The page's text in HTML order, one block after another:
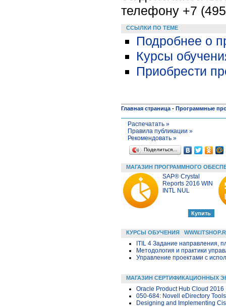
телефону +7
ССЫЛКИ ПО ТЕМЕ
Подробнее о
Курсы
Приобрести
Главная страница - Программные
Распечатать »
Правила публикации »
Рекомендовать »
Поделиться…
МАГАЗИН ПРОГРАММНОГО
SAP® Crystal
Reports 2016 WIN
INTL NUL
КУРСЫ ОБУЧЕНИЯ
ITIL 4 Задание направления,
Методология и практики
Управление проектами с
МАГАЗИН СЕРТИФИКАЦИОННЫХ
Oracle Product Hub Cloud
050-684: Novell eDirectory
Designing and Implementing